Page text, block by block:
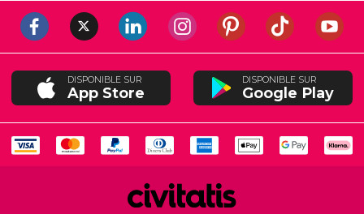
DISPONIBLE SUR
App Store
DISPONIBLE SUR
Google Play